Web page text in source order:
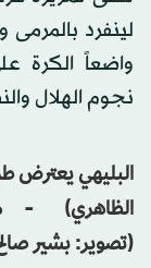
لينفرد
واضعاً الكرة
نجوم الهلال
البليهي يعترض
الظاهري) - ميسي
(تصوير: بشير